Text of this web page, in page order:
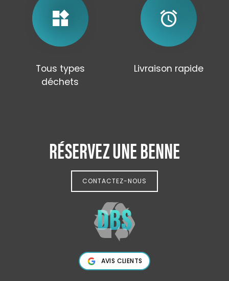
widgets
Tous types
déchets
alarm
Livraison rapide
RÉSERVEZ UNE BENNE
CONTACTEZ-NOUS
AVIS CLIENTS